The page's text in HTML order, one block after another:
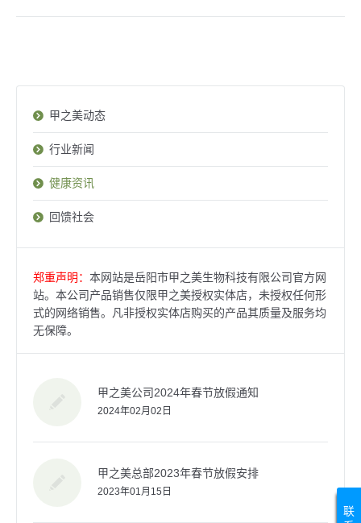
甲之美动态
行业新闻
健康资讯
回馈社会
郑重声明： 本网站是岳阳市甲之美生物科技有限公司官方网
站。本公司产品销售仅限甲之美授权实体店，未授权任何形
式的网络销售。凡非授权实体店购买的产品其质量及服务均
无保障。
甲之美公司2024年春节放假通知
2024年02月02日
甲之美总部2023年春节放假安排
2023年01月15日
联